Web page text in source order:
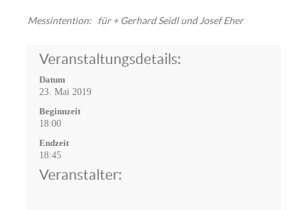
Messintention: für + Gerhard Seidl und Josef Eher
Veranstaltungsdetails:
Datum
23. Mai 2019
Beginnzeit
18:00
Endzeit
18:45
Veranstalter: